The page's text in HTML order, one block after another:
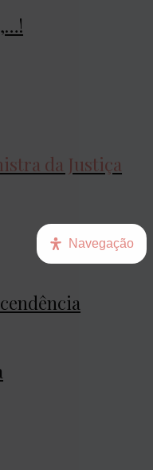
da Justiça
Navegação